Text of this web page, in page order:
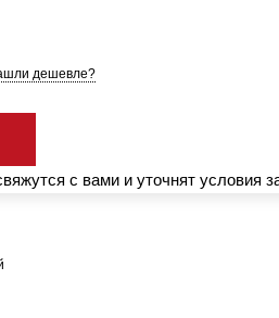
дешевле?
с вами и уточнят условия